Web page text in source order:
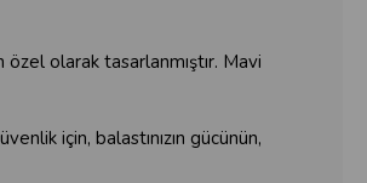
olarak tasarlanmıştır. Mavi
için, balastınızın gücünün,